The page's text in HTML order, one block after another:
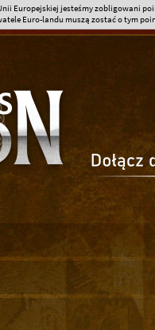
Europejskiej jesteśmy zobligowani
Euro-landu muszą zostać o tym